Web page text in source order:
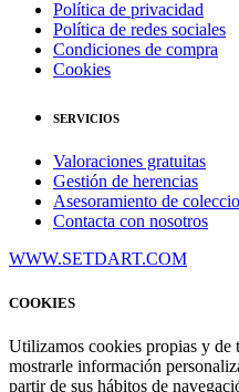
Política de privacidad
Política de redes sociales
Condiciones de compra
Cookies
SERVICIOS
Valoraciones gratuitas
Gestión de herencias
Asesoramiento de
Contacta con nosotros
WWW.SETDART.COM
COOKIES
Utilizamos cookies propias y de
mostrarle información
partir de sus hábitos de